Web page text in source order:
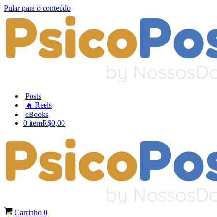
Pular para o conteúdo
Posts
🔥 Reels
eBooks
0 itemR$0,00
Carrinho 0